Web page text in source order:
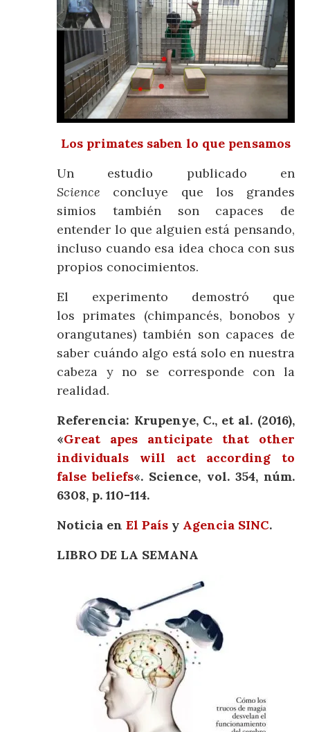
Los primates saben lo que pensamos
Un estudio publicado en
Science concluye que los grandes
simios también son capaces de
entender lo que alguien está pensando,
incluso cuando esa idea choca con sus
propios conocimientos.
El experimento demostró que
los primates (chimpancés, bonobos y
orangutanes) también son capaces de
saber cuándo algo está solo en nuestra
cabeza y no se corresponde con la
realidad.
Referencia: Krupenye, C., et al. (2016),
«Great apes anticipate that other
individuals will act according to
false beliefs«. Science, vol. 354, núm.
6308, p. 110-114.
Noticia enEl País y Agencia SINC.
LIBRO DE LA SEMANA